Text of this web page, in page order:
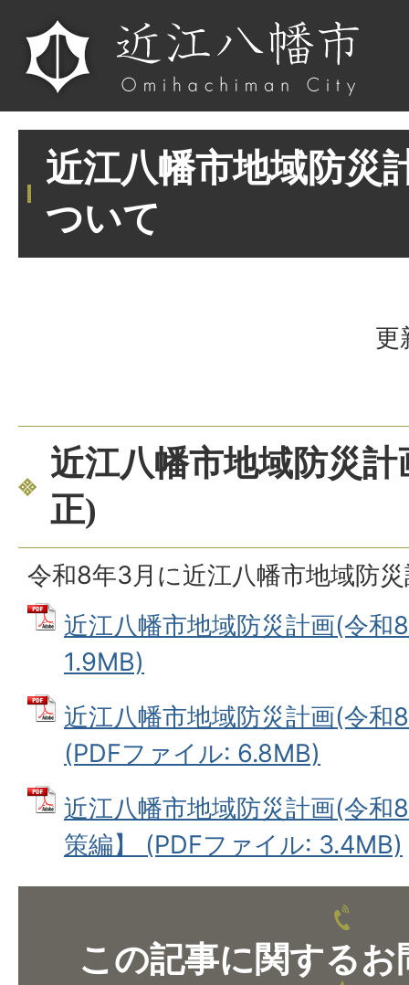
近江八幡市地域防災
ついて
更
近江八幡市地域防災計
正)
令和8年3月に近江八幡市地域防
近江八幡市地域防災計画(令
1.9MB)
近江八幡市地域防災計画(令和
(PDFファイル: 6.8MB)
近江八幡市地域防災計画(令和
策編】 (PDFファイル: 3.4MB)
この記事に関するお